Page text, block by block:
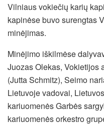
Vilniaus vokiečių karių
kapinėse buvo surengtas
minėjimas.
Minėjimo iškilmėse
Juozas Olekas, Vokietijos
(Jutta Schmitz), Seimo
Lietuvoje vadovai,
kariuomenės Garbės
kariuomenės orkestro